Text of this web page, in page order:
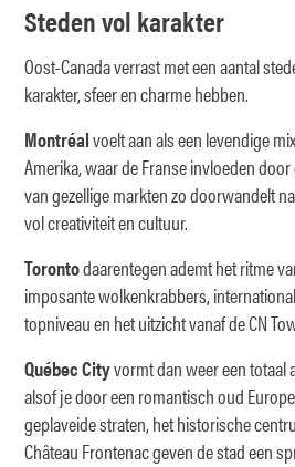
Steden vol karakter
Oost-Canada verrast met een aantal
karakter, sfeer en charme hebben.
Montréalvoelt aan als een levendige
Amerika, waar de Franse invloeden
van gezellige markten zo doorwandelt
vol creativiteit en cultuur.
Torontodaarentegen ademt het ritme
imposante wolkenkrabbers,
topniveau en het uitzicht vanaf de CN
Québec Cityvormt dan weer een totaal
alsof je door een romantisch oud
geplaveide straten, het historische
Château Frontenac geven de stad een